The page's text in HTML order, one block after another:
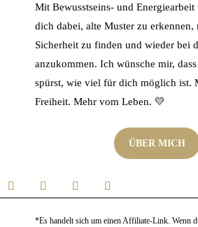
Mit Bewusstseins- und Energiearbeit
dich dabei, alte Muster zu erkennen,
Sicherheit zu finden und wieder bei
anzukommen. Ich wünsche mir,
spürst, wie viel für dich möglich ist.
Freiheit. Mehr vom Leben. 💛
ÜBER MICH
*Es handelt sich um einen Affiliate-Link. Wenn